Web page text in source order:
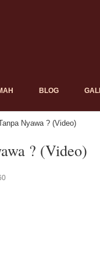
BLOG
Nyawa ? (Video)
? (Video)